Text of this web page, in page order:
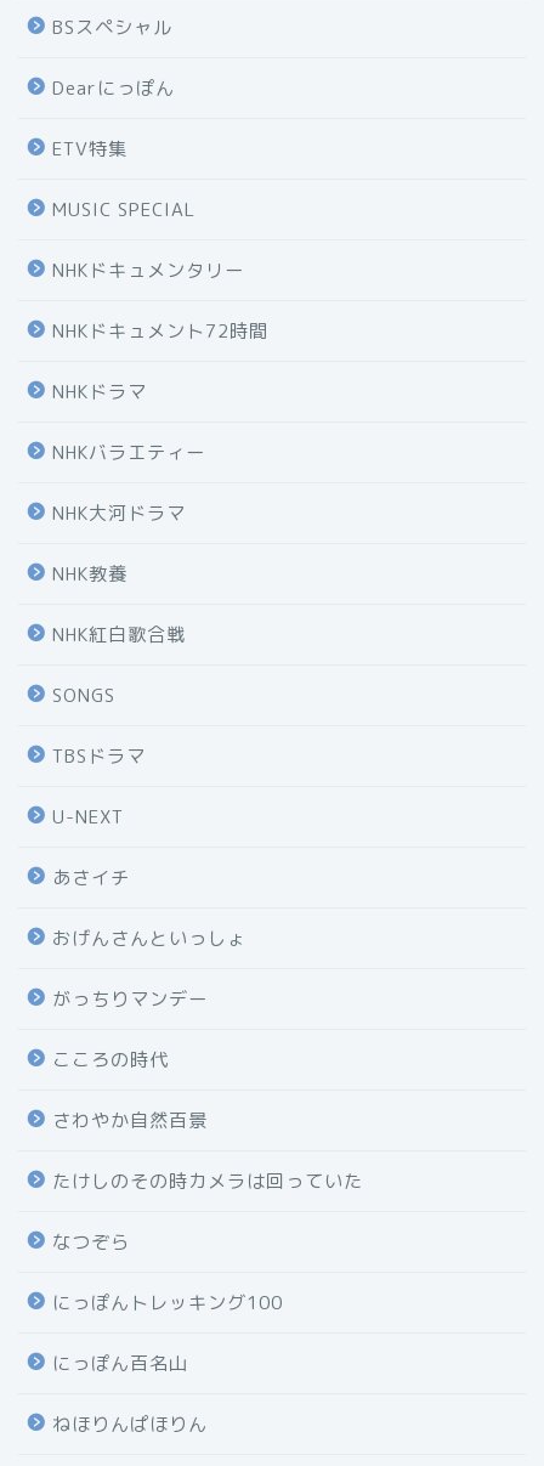
BSスペシャル
Dearにっぽん
ETV特集
MUSIC SPECIAL
NHKドキュメンタリー
NHKドキュメント72時間
NHKドラマ
NHKバラエティー
NHK大河ドラマ
NHK教養
NHK紅白歌合戦
SONGS
TBSドラマ
U-NEXT
あさイチ
おげんさんといっしょ
がっちりマンデー
こころの時代
さわやか自然百景
たけしのその時カメラは回っていた
なつぞら
にっぽんトレッキング100
にっぽん百名山
ねほりんぱほりん